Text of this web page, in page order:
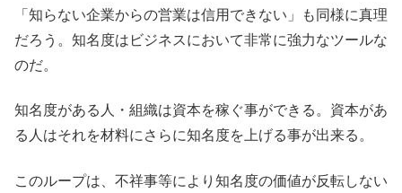
「知らない企業からの営業は信用できない」も同様に真理
だろう。知名度はビジネスにおいて非常に強力なツールな
のだ。
知名度がある人・組織は資本を稼ぐ事ができる。資本があ
る人はそれを材料にさらに知名度を上げる事が出来る。
このループは、不祥事等により知名度の価値が反転しない